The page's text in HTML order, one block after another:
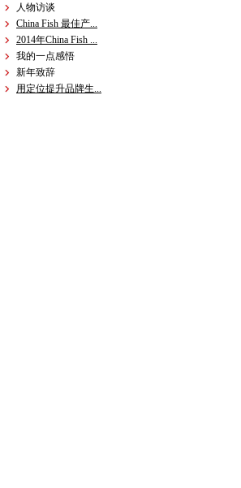
人物访谈
China Fish 最佳产...
2014年China Fish ...
我的一点感悟
新年致辞
用定位提升品牌生...